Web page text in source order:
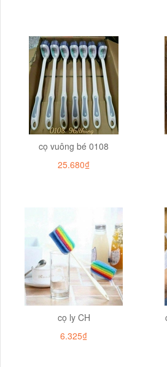
cọ vuông bé 0108
25.680₫
cọ ly CH
6.325₫